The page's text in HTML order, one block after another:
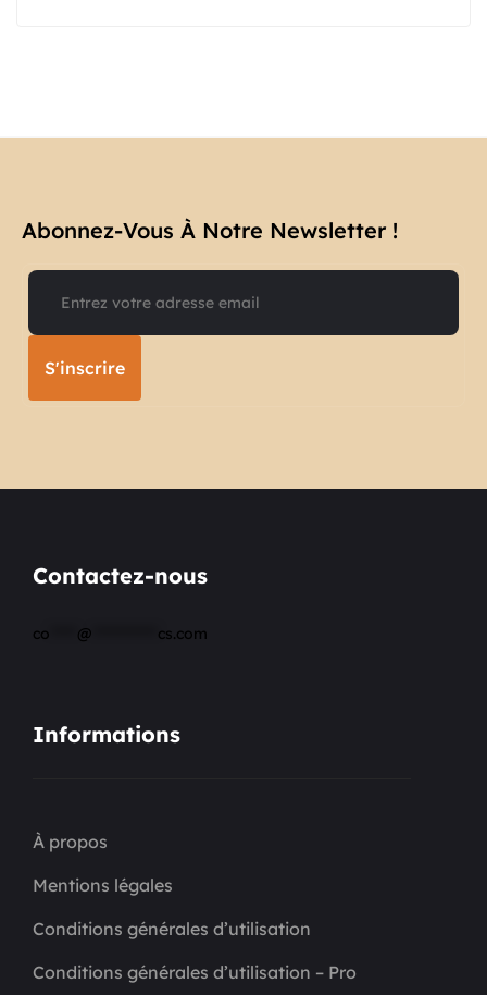
Abonnez-Vous À Notre Newsletter !​
S'inscrire
Contactez-nous
co @ cs.com
Informations
À propos
Mentions légales
Conditions générales d’utilisation
Conditions générales d’utilisation – Pro